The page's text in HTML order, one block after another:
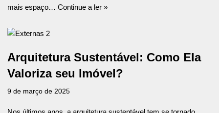
mais espaço… Continue a ler »
Arquitetura Sustentável: Como Ela
Valoriza seu Imóvel?
9 de março de 2025